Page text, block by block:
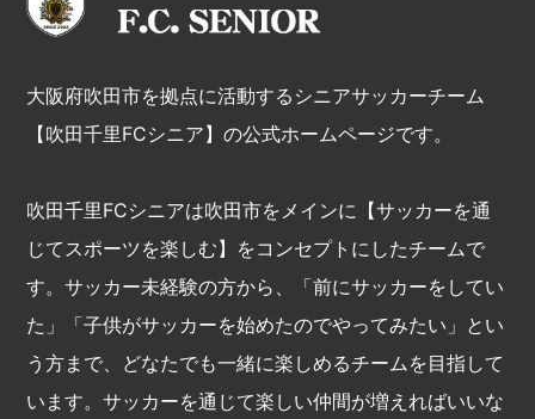
大阪府吹田市を拠点に活動するシニアサッカーチーム
【吹田千里FCシニア】の公式ホームページです。
吹田千里FCシニアは吹田市をメインに【サッカーを通
じてスポーツを楽しむ】をコンセプトにしたチームで
す。サッカー未経験の方から、「前にサッカーをしてい
た」「子供がサッカーを始めたのでやってみたい」とい
う方まで、どなたでも一緒に楽しめるチームを目指して
います。サッカーを通じて楽しい仲間が増えればいいな